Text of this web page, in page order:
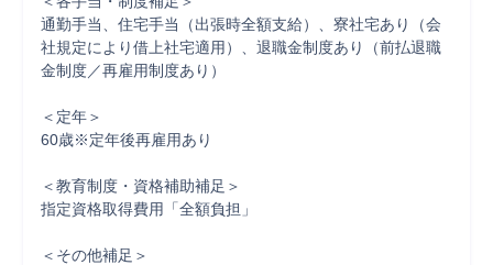
通勤手当、住宅手当（出張時全額支給）、寮社宅あり（会
社規定により借上社宅適用）、退職金制度あり（前払退職
金制度／再雇用制度あり）
＜定年＞
60歳※定年後再雇用あり
＜教育制度・資格補助補足＞
指定資格取得費用「全額負担」
＜その他補足＞